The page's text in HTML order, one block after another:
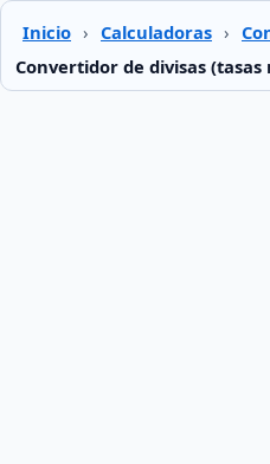
Inicio › Calculadoras ›
Convertidor de divisas